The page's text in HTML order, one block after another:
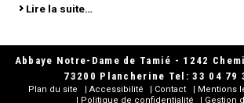
Lire la suite…
Abbaye Notre-Dame de Tamié - 1242
73200 Plancherine Tel: 33 04 79
Plan du site Accessibilité Contact Mentions
Politique de confidentialité
Gestion